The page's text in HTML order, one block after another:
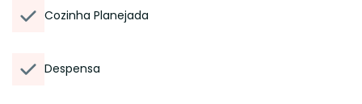
Cozinha Planejada
Despensa